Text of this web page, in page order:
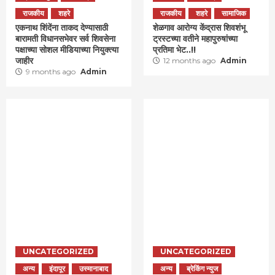
राजकीय
शहरे
एकनाथ शिंदेंना ताकद देण्यासाठी
बारामती विधानसभेवर सर्व शिवसेना
पक्षाच्या सोशल मीडियाच्या नियुक्त्या
जाहीर
9 months ago Admin
राजकीय
शहरे सामाजिक
शेळगाव आरोग्य केंद्रास शिवशंभू
ट्रस्टच्या वतीने महापुरुषांच्या
प्रतिमा भेट..!!
12 months ago Admin
UNCATEGORIZED
अन्य
इंदापूर
उस्मानाबाद
UNCATEGORIZED
अन्य
ब्रेकिंग न्युज